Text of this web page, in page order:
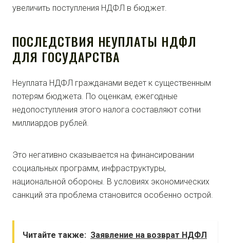
увеличить поступления НДФЛ в бюджет.
ПОСЛЕДСТВИЯ НЕУПЛАТЫ НДФЛ
ДЛЯ ГОСУДАРСТВА
Неуплата НДФЛ гражданами ведет к существенным
потерям бюджета. По оценкам, ежегодные
недопоступления этого налога составляют сотни
миллиардов рублей.
Это негативно сказывается на финансировании
социальных программ, инфраструктуры,
национальной обороны. В условиях экономических
санкций эта проблема становится особенно острой.
Читайте также: Заявление на возврат НДФЛ